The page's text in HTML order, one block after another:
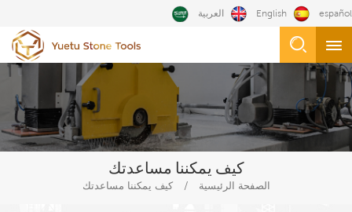
العربية English español
كيف يمكننا مساعدتك
الصفحة الرئيسية / كيف يمكننا مساعدتك